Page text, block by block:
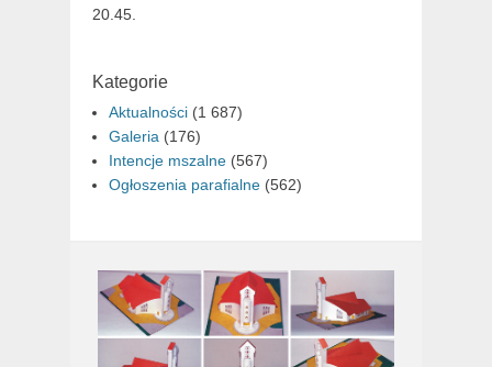
20.45.
Kategorie
Aktualności (1 687)
Galeria (176)
Intencje mszalne (567)
Ogłoszenia parafialne (562)